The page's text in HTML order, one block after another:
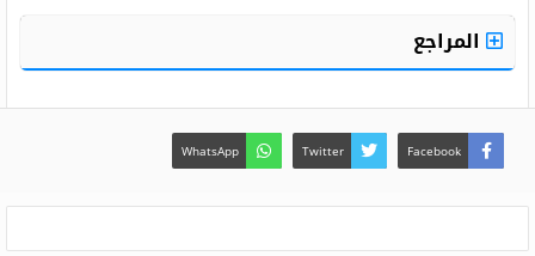
المراجع
Facebook
Twitter
WhatsApp